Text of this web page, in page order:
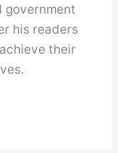
government
his readers
their